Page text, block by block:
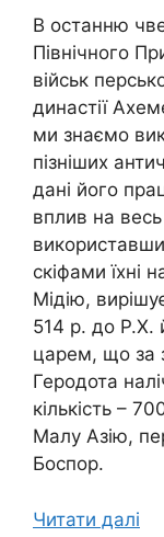
В останню
Північного
військ
династії
ми знаємо
пізніших
дані його
вплив на весь
використавши
скіфами їхні
Мідію,
514 р. до Р.Х.
царем, що за
Геродота
кількість –
Малу Азію,
Боспор.
Читати далі